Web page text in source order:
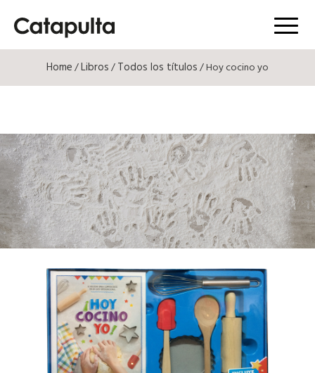
Menú
Home/Libros/Todos los títulos/ Hoy cocino yo